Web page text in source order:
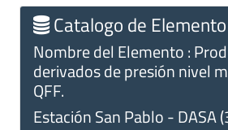
Catalogo de Elemento
Nombre del Elemento :
derivados de presión nivel
QFF.
Estación San Pablo - DASA